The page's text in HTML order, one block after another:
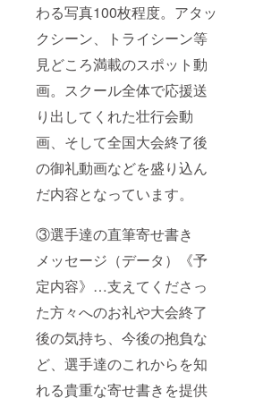
わる写真100枚程度。アタッ
クシーン、トライシーン等
見どころ満載のスポット動
画。スクール全体で応援送
り出してくれた壮行会動
画、そして全国大会終了後
の御礼動画などを盛り込ん
だ内容となっています。
③選手達の直筆寄せ書き
メッセージ（データ）《予
定内容》…支えてくださっ
た方々へのお礼や大会終了
後の気持ち、今後の抱負な
ど、選手達のこれからを知
れる貴重な寄せ書きを提供